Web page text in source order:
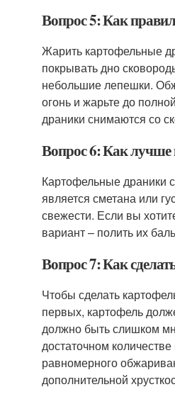
Вопрос 5: Как
Жарить картофельные
покрывать дно
небольшие лепешки.
огонь и жарьте до
драники снимаются со
Вопрос 6: Как лучше
Картофельные драники
является сметана или
свежести. Если вы
вариант – полить их
Вопрос 7: Как
Чтобы сделать
первых, картофель
должно быть слишком
достаточном
равномерного
дополнительной